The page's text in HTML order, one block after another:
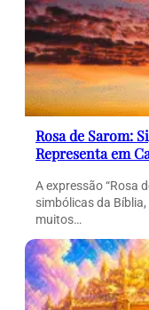
Rosa de Sarom:
Representa em
A expressão “Rosa
simbólicas da
muitos…